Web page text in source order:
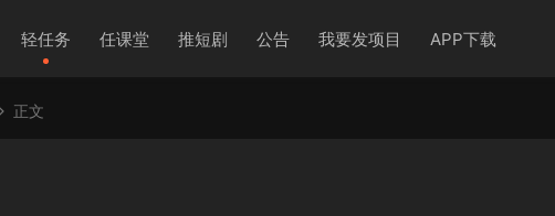
轻任务 任课堂 推短剧 公告 我要发项目 APP下载
正文